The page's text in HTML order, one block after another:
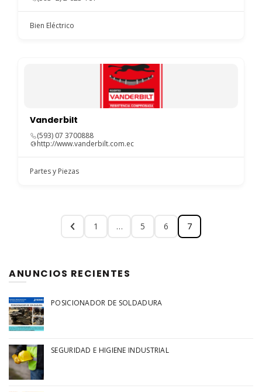
Bien Eléctrico
Vanderbilt
(593) 07 3700888
http://www.vanderbilt.com.ec
Partes y Piezas
1 … 5 6 7
ANUNCIOS RECIENTES
POSICIONADOR DE SOLDADURA
SEGURIDAD E HIGIENE INDUSTRIAL